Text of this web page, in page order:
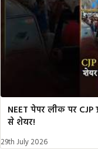
NEET पेपर लीक पर
से शेयर!
29th July 2026